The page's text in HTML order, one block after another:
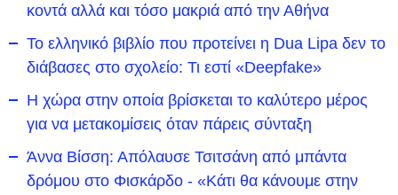
κοντά αλλά και τόσο μακριά από την Αθήνα
Το ελληνικό βιβλίο που προτείνει η Dua Lipa δεν το
διάβασες στο σχολείο: Τι εστί «Deepfake»
Η χώρα στην οποία βρίσκεται το καλύτερο μέρος
για να μετακομίσεις όταν πάρεις σύνταξη
Άννα Βίσση: Απόλαυσε Τσιτσάνη από μπάντα
δρόμου στο Φισκάρδο - «Κάτι θα κάνουμε στην